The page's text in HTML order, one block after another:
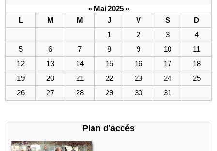
« Mai 2025 »
L
M M J V S
D
1
2 3
4
5
6 7 8 9 10
11
12
13 14 15 16 17
18
19
20 21 22 23 24
25
26
27 28 29 30 31
Plan d'accés